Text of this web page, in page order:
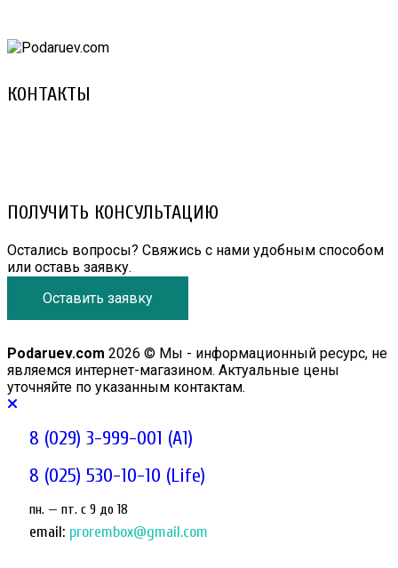
КОНТАКТЫ
ПОЛУЧИТЬ КОНСУЛЬТАЦИЮ
Остались вопросы? Свяжись с нами удобным способом
или оставь заявку.
Оставить заявку
Podaruev.com 2026 © Мы - информационный ресурс, не
являемся интернет-магазином. Актуальные цены
уточняйте по указанным контактам.
8 (029) 3-999-001 (A1)
8 (025) 530-10-10 (Life)
пн. — пт. c 9 до 18
email: prorembox@gmail.com